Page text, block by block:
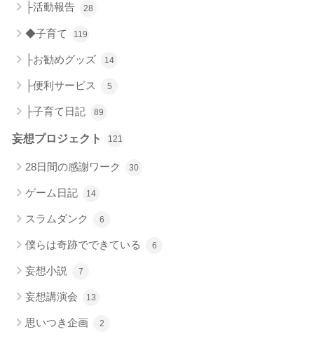
├活動報告 28
◆子育て 119
├お勧めグッズ 14
├便利サービス 5
├子育て日記 89
妄想プロジェクト 121
28日間の感謝ワーク 30
ゲーム日記 14
スラムダンク 6
僕らは奇跡でできている 6
妄想小説 7
妄想講演会 13
思いつき企画 2